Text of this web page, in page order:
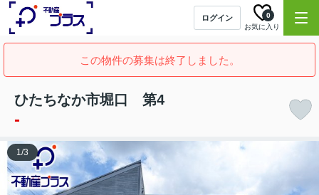
ログイン
お気に入り
0
この物件の募集は終了しました。
ひたちなか市堀口 第4
-
1/3